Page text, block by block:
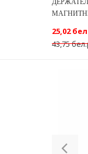
43,75
25,02